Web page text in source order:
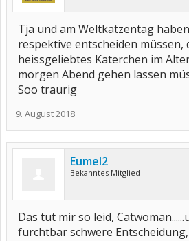
Tja und am Weltkatzentag
respektive entscheiden müssen,
heissgeliebtes Katerchen im
morgen Abend gehen lassen
Soo traurig
9. August 2018
Eumel2
Bekanntes Mitglied
Das tut mir so leid,
furchtbar schwere